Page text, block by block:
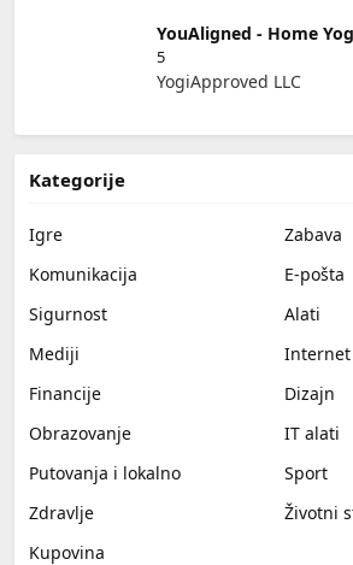
YouAligned - Home
5
YogiApproved LLC
Kategorije
Igre
Zabava
Komunikacija
E-pošta
Sigurnost
Alati
Mediji
Internet
Financije
Dizajn
Obrazovanje
IT alati
Putovanja i lokalno
Sport
Zdravlje
Životni
Kupovina